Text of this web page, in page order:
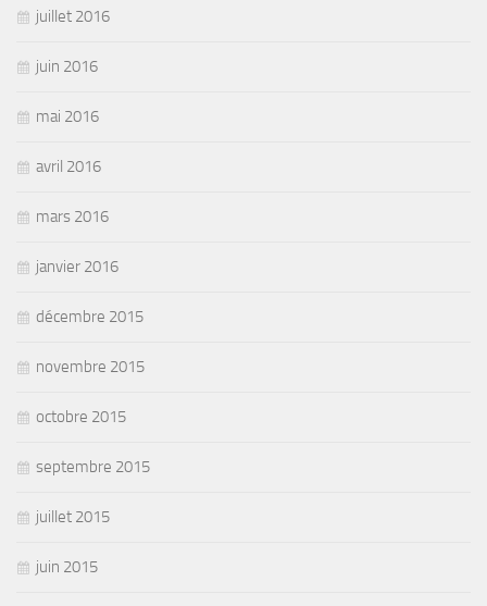
juillet 2016
juin 2016
mai 2016
avril 2016
mars 2016
janvier 2016
décembre 2015
novembre 2015
octobre 2015
septembre 2015
juillet 2015
juin 2015